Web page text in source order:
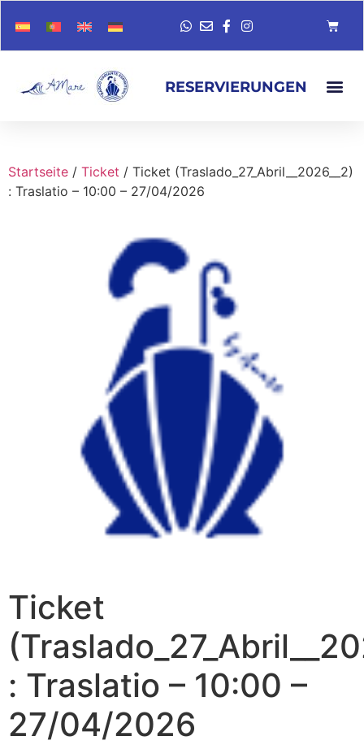
RESERVIERUNGEN
Startseite / Ticket / Ticket (Traslado_27_Abril__2026__2)
: Traslatio – 10:00 – 27/04/2026
Ticket
: Traslatio – 10:00 –
27/04/2026